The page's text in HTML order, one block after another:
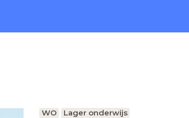
WO Lager onderwijs